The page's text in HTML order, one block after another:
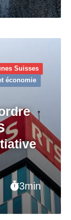
3min
Suisses
économie